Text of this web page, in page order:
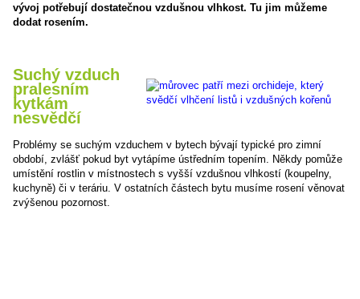
vývoj potřebují dostatečnou vzdušnou vlhkost. Tu jim můžeme
dodat rosením.
Suchý vzduch
pralesním
kytkám
nesvědčí
Problémy se suchým vzduchem v bytech bývají typické pro zimní
období, zvlášť pokud byt vytápíme ústředním topením. Někdy pomůže
umístění rostlin v místnostech s vyšší vzdušnou vlhkostí (koupelny,
kuchyně) či v teráriu. V ostatních částech bytu musíme rosení věnovat
zvýšenou pozornost.